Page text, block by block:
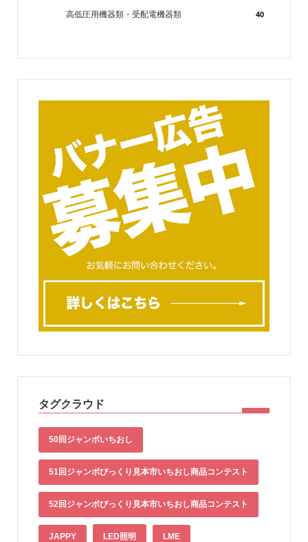
高低圧用機器類・受配電機器類 40
タグクラウド
50回ジャンボいちおし
51回ジャンボびっくり見本市いちおし商品コンテスト
52回ジャンボびっくり見本市いちおし商品コンテスト
JAPPY LED照明 LME